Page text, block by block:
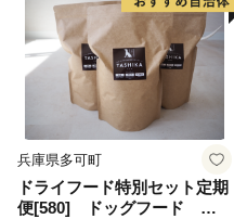
兵庫県多可町
ドライフード特別セット定期
便[580] ドッグフード 無